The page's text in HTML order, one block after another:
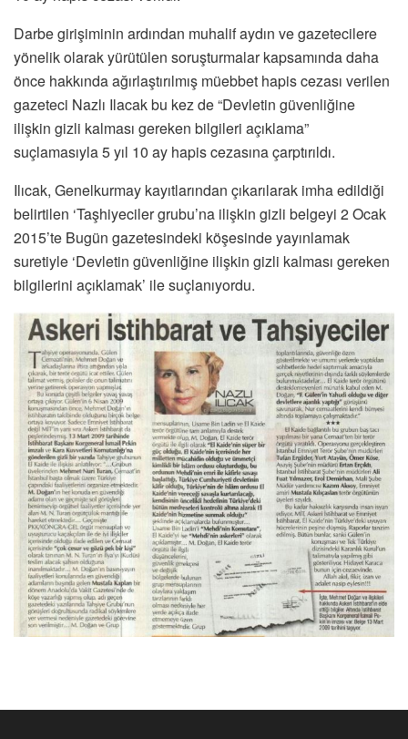
Darbe girişiminin ardından muhalif aydın ve gazetecilere
yönelik olarak yürütülen soruşturmalar kapsamında daha
önce hakkında ağırlaştırılmış müebbet hapis cezası verilen
gazeteci Nazlı Ilacak bu kez de “Devletin güvenliğine
ilişkin gizli kalması gereken bilgileri açıklama”
suçlamasıyla 5 yıl 10 ay hapis cezasına çarptırıldı.
Ilıcak, Genelkurmay kayıtlarından çıkarılarak imha edildiği
belirtilen ‘Taşhiyeciler grubu’na ilişkin gizli belgeyi 2 Ocak
2015’te Bugün gazetesindeki köşesinde yayınlamak
suretiyle ‘Devletin güvenliğine ilişkin gizli kalması gereken
bilgilerini açıklamak’ ile suçlanıyordu.